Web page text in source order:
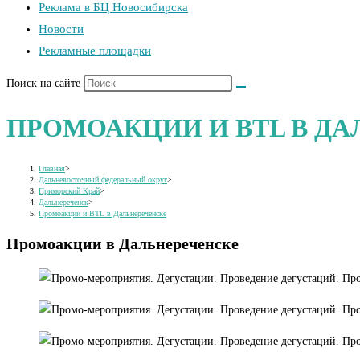
Реклама в БЦ Новосибирска
Новости
Рекламные площадки
Поиск на сайте
ПРОМОАКЦИИ И BTL В
Главная>
Дальневосточный федеральный округ>
Приморский Край>
Дальнереченск>
Промоакции и BTL в Дальнереченске
Промоакции в Дальнереченске